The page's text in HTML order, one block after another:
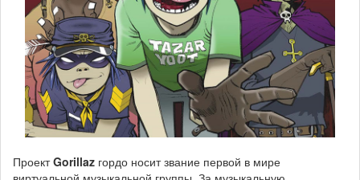
ПроектGorillaz гордо носит звание первой в мире